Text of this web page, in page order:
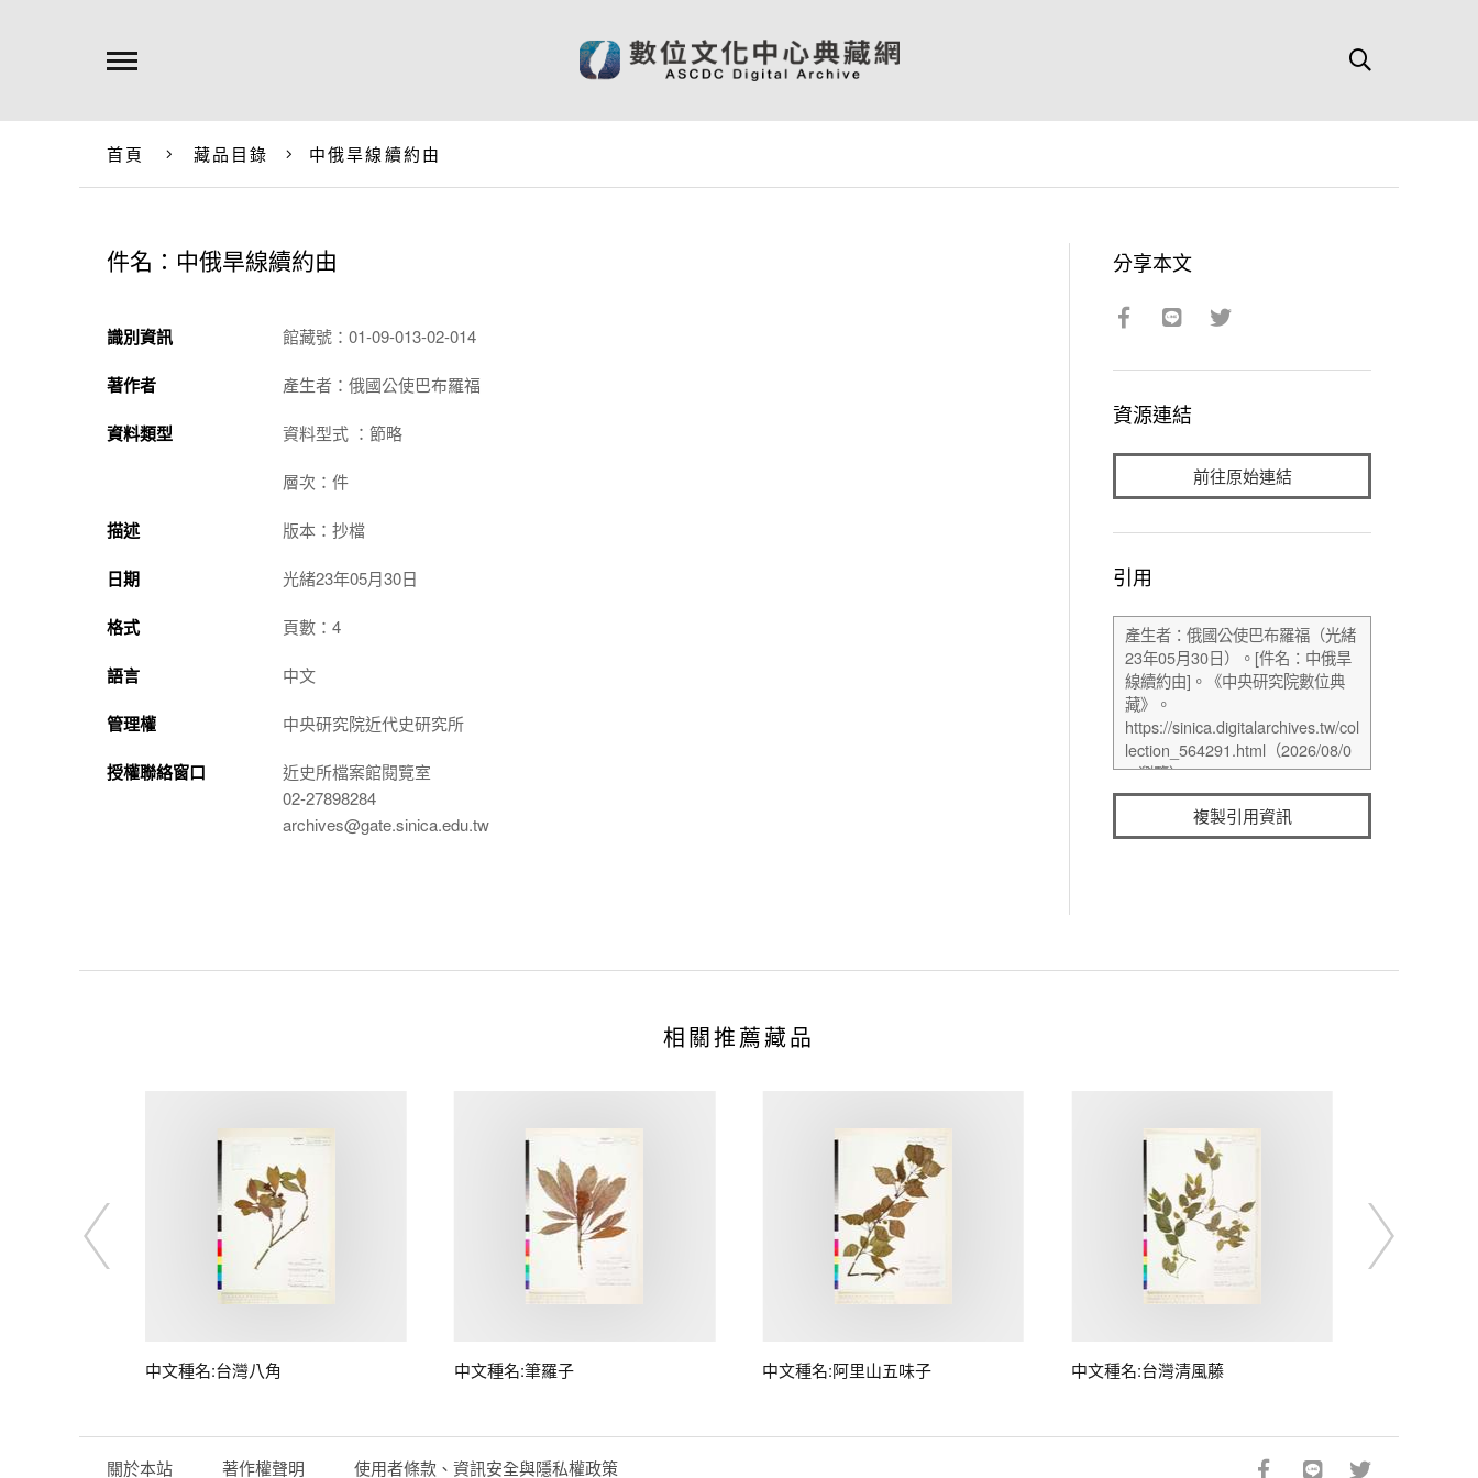
首頁 藏品目錄 中俄旱線續約由
件名：中俄旱線續約由
識別資訊 館藏號：01-09-013-02-014
著作者 產生者：俄國公使巴布羅福
資料類型 資料型式 ：節略
層次：件
描述 版本：抄檔
日期 光緒23年05月30日
格式 頁數：4
語言 中文
管理權 中央研究院近代史研究所
授權聯絡窗口
近史所檔案館閱覽室
02-27898284
archives@gate.sinica.edu.tw
分享本文
資源連結
前往原始連結
引用
複製引用資訊
相關推薦藏品
中文種名:台灣八角 中文種名:筆羅子 中文種名:阿里山五味子 中文種名:台灣清風藤
關於本站 著作權聲明 使用者條款、資訊安全與隱私權政策